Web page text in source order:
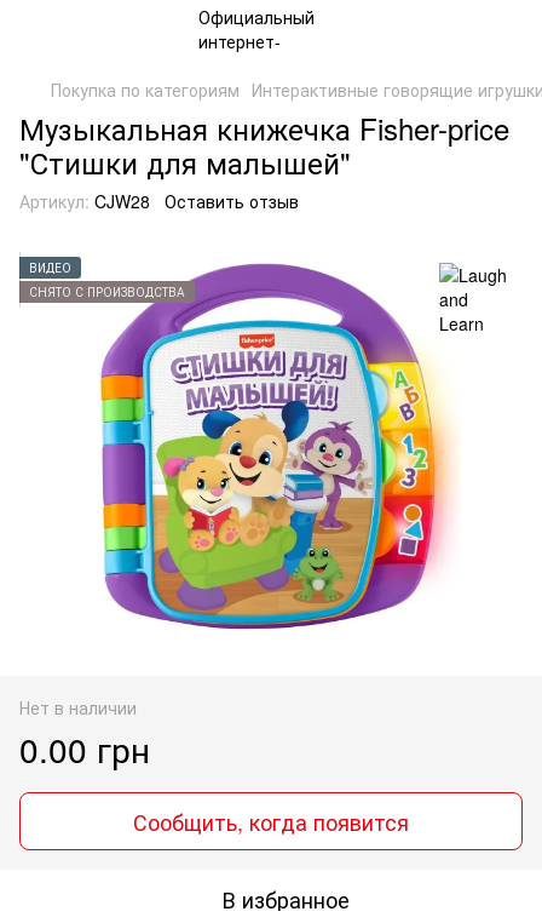
Покупка по категориям Интерактивные говорящие
Музыкальная книжечка Fisher-price
"Стишки для малышей"
Артикул: CJW28 Оставить отзыв
ВИДЕО
СНЯТО С ПРОИЗВОДСТВА
Нет в наличии
0.00 грн
Сообщить, когда появится
В избранное